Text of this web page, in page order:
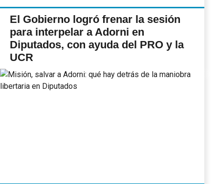
El Gobierno logró frenar la sesión
para interpelar a Adorni en
Diputados, con ayuda del PRO y la
UCR